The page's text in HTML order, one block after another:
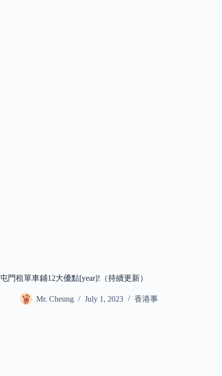
屯門租單車鋪12大優點[year]!（持續更新）
Mr. Cheung July 1, 2023 香港事